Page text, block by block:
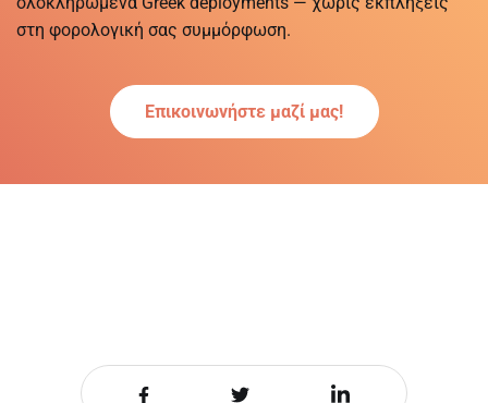
στη φορολογική σας συμμόρφωση.
Επικοινωνήστε μαζί μας!
Share it on FacebookShare it on TwitterShare it on LinkedIn